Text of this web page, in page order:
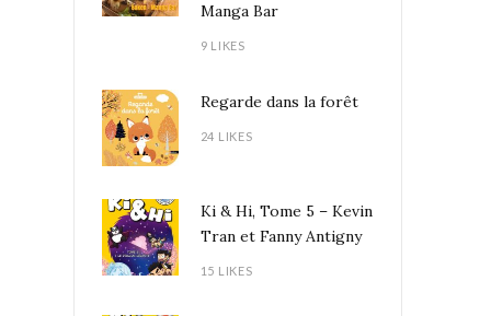
Manga Bar
9 LIKES
Regarde dans la forêt
24 LIKES
Ki & Hi, Tome 5 – Kevin
Tran et Fanny Antigny
15 LIKES